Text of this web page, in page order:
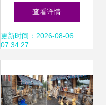
太好玩了！传统手
工艺品美到窒息
查看详情
更新时间：2026-08-06
07:34:27